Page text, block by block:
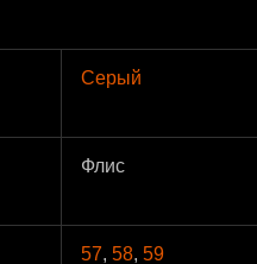
Серый
Флис
57, 58, 59